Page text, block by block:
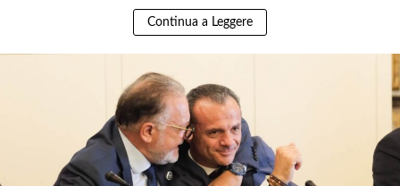
Continua a Leggere